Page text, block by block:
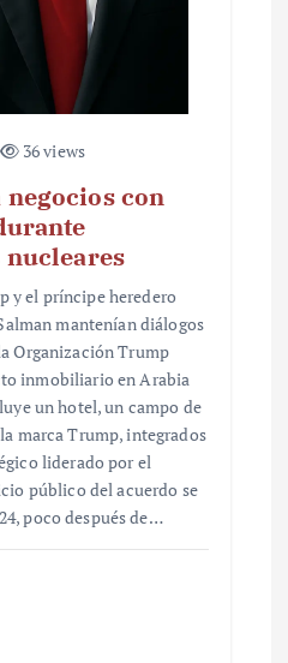
36 views
con
nucleares
y el príncipe heredero
mantenían diálogos
Organización Trump
inmobiliario en Arabia
un hotel, un campo de
marca Trump, integrados
liderado por el
público del acuerdo se
poco después de…